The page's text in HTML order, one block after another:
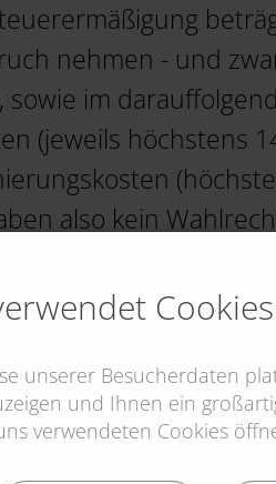
nehmen - und
sowie im
(jeweils höchstens
also kein
für eine energetische
oder Energieeffizienz-
nicht über mehrere
Cookies
unserer Besucherdaten
und Ihnen ein
verwendeten Cookies